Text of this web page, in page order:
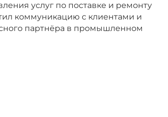
услуг по поставке и ремонту
коммуникацию с клиентами и
партнёра в промышленном